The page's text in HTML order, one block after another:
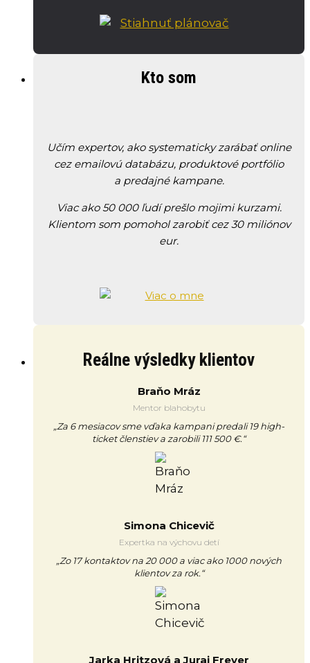
Kto som
Učím expertov, ako systematicky zarábať online
cez emailovú databázu, produktové portfólio
a predajné kampane.
Viac ako 50 000 ľudí prešlo mojimi kurzami.
Klientom som pomohol zarobiť cez 30 miliónov
eur.
Reálne výsledky klientov
Braňo Mráz
Mentor blahobytu
„Za 6 mesiacov sme vďaka kampani predali 19 high-
ticket členstiev a zarobili 111 500 €.“
Simona Chicevič
Expertka na výchovu detí
„Zo 17 kontaktov na 20 000 a viac ako 1000 nových
klientov za rok.“
Jarka Hritzová a Juraj Freyer